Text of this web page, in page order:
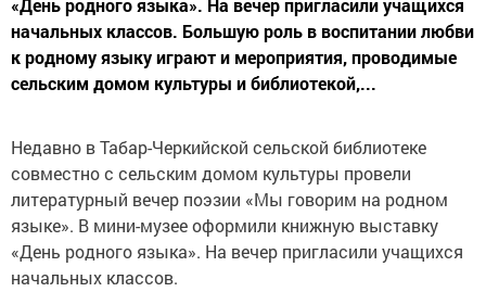
«День родного языка». На вечер пригласили учащихся
начальных классов. Большую роль в воспитании любви
к родному языку играют и мероприятия, проводимые
сельским домом культуры и библиотекой,...
Недавно в Табар-Черкийской сельской библиотеке
совместно с сельским домом культуры провели
литературный вечер поэзии «Мы говорим на родном
языке». В мини-музее оформили книжную выставку
«День родного языка». На вечер пригласили учащихся
начальных классов.